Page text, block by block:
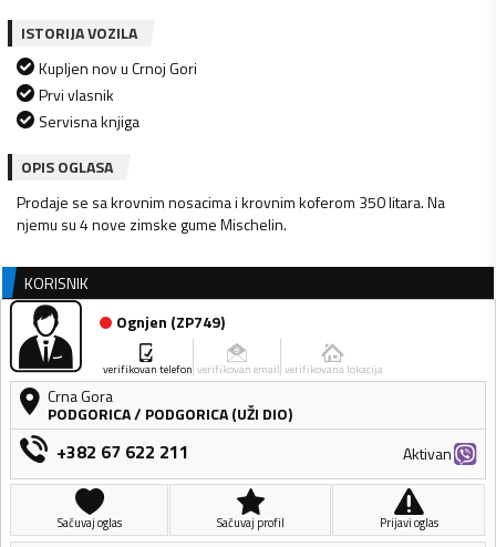
ISTORIJA VOZILA
Kupljen nov u Crnoj Gori
Prvi vlasnik
Servisna knjiga
OPIS OGLASA
Prodaje se sa krovnim nosacima i krovnim koferom 350 litara. Na
njemu su 4 nove zimske gume Mischelin.
KORISNIK
Ognjen (ZP749)
verifikovan telefon verifikovan email verifikovana lokacija
Crna Gora
PODGORICA/ PODGORICA (UŽI DIO)
+382 67 622 211 Aktivan
Sačuvaj oglas Sačuvaj profil Prijavi oglas